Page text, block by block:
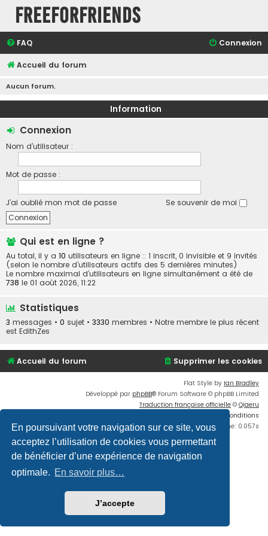
En poursuivant votre navigation sur ce site, vous
acceptez l’utilisation de cookies vous permettant
de bénéficier d’une expérience de navigation
optimale. En savoir plus…
J’accepte
FreeForFriends
FAQ Connexion
Accueil du forum
Aucun forum.
Information
Connexion
Nom d’utilisateur :
Mot de passe :
J’ai oublié mon mot de passe Se souvenir de moi
Qui est en ligne ?
Au total, il y a 10 utilisateurs en ligne :: 1 inscrit, 0 invisible et 9 invités
(selon le nombre d’utilisateurs actifs des 5 dernières minutes)
Le nombre maximal d’utilisateurs en ligne simultanément a été de
738 le 01 août 2026, 11:22
Statistiques
3 messages • 0 sujet • 3330 membres • Notre membre le plus récent
est EdithZes
Accueil du forum Supprimer les cookies
Flat Style by Ian Bradley
Développé par phpBB® Forum Software © phpBB Limited
Traduction française officielle © Qiaeru
Conditions
Time: 0.057s